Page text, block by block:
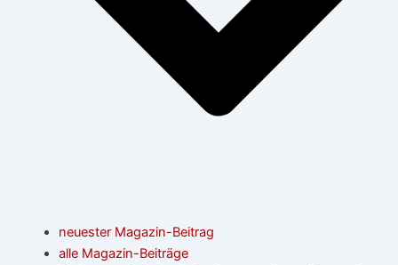
neuester Magazin-Beitrag
alle Magazin-Beiträge